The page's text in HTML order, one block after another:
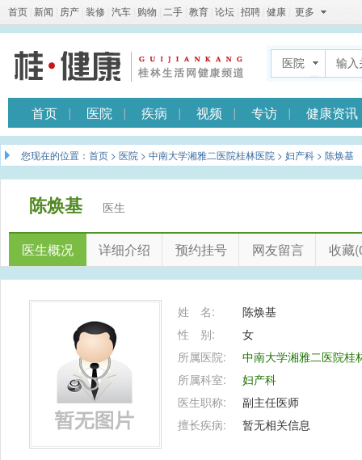
首页 新闻 房产 装修 汽车 购物 二手 教育 论坛 招聘 健康 更多
医院
首页 医院 疾病 视频 专访 健康资讯
您现在的位置： 首页 > 医院 > 中南大学湘雅二医院桂林医院 > 妇产科 > 陈焕基
陈焕基 医生
医生概况 详细介绍 预约挂号 网友留言 收藏
姓 名:
陈焕基
性 别:
女
所属医院:
中南大学湘雅二医院桂
所属科室:
妇产科
医生职称:
副主任医师
擅长疾病:
暂无相关信息